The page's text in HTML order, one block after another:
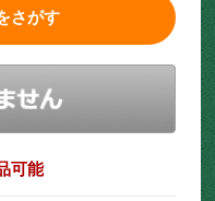
さがす
可能